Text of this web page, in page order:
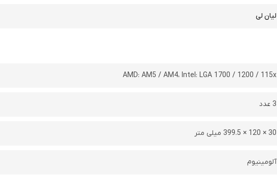
لیان لی
AMD: AM5 / AM4، Intel: LGA 1700 / 1200 / 115x
3 عدد
30 × 120 × 399.5 میلی متر
آلومینیوم